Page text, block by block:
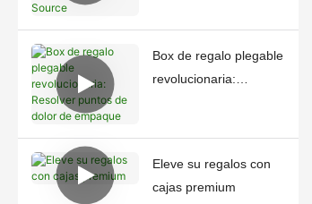
Box de regalo plegable
revolucionaria:
Eleve su regalos con
cajas premium